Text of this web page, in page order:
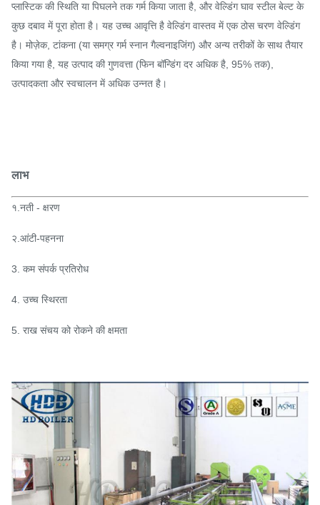
प्लास्टिक की स्थिति या पिघलने तक गर्म किया जाता है, और वेल्डिंग घाव स्टील बेल्ट के
कुछ दबाव में पूरा होता है। यह उच्च आवृत्ति है वेल्डिंग वास्तव में एक ठोस चरण वेल्डिंग
है। मोज़ेक, टांकना (या समग्र गर्म स्नान गैल्वनाइजिंग) और अन्य तरीकों के साथ तैयार
किया गया है, यह उत्पाद की गुणवत्ता (फिन बॉन्डिंग दर अधिक है, 95% तक),
उत्पादकता और स्वचालन में अधिक उन्नत है।
लाभ
१.नती - क्षरण
२.आंटी-पहनना
3. कम संपर्क प्रतिरोध
4. उच्च स्थिरता
5. राख संचय को रोकने की क्षमता